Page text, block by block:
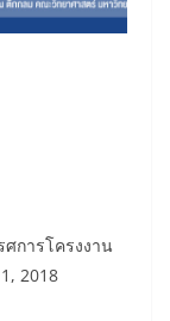
การโครงงาน
2018